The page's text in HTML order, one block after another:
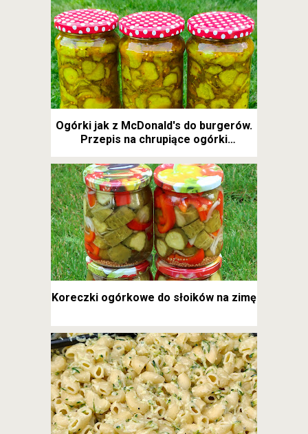
Ogórki jak z McDonald's do burgerów.
Przepis na chrupiące ogórki
Koreczki ogórkowe do słoików na zimę